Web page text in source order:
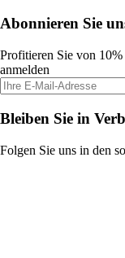
Abonnieren Sie
Profitieren Sie von
anmelden
Bleiben Sie in
Folgen Sie uns in den